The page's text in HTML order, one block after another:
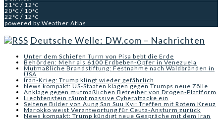
21°C / 12 °C
20°C / 10°C
22 °C / 12 °C
powered by Weather Atlas
Deutsche Welle: DW.com – Nachrichten
Unter dem Schiefen Turm von Pisa bebt die Erde
Behörden: Mehr als 6100 Erdbeben-Opfer in Venezuela
Mutmaßliche Brandstiftung: Festnahme nach Waldbränden in
USA
Iran-Krieg: Trump klingt wieder gefährlich
News kompakt: US-Staaten klagen gegen Trumps neue Zölle
Anklage gegen mutmaßlichen Betreiber von Drogen-Plattform
Liechtenstein räumt massive Cyberattacke ein
Seltene Bilder von Aung San Suu Kyi: Treffen mit Rotem Kreuz
Marokko weist Verantwortung für Ceuta-Ansturm zurück
News kompakt: Trump kündigt neue Gespräche mit dem Iran